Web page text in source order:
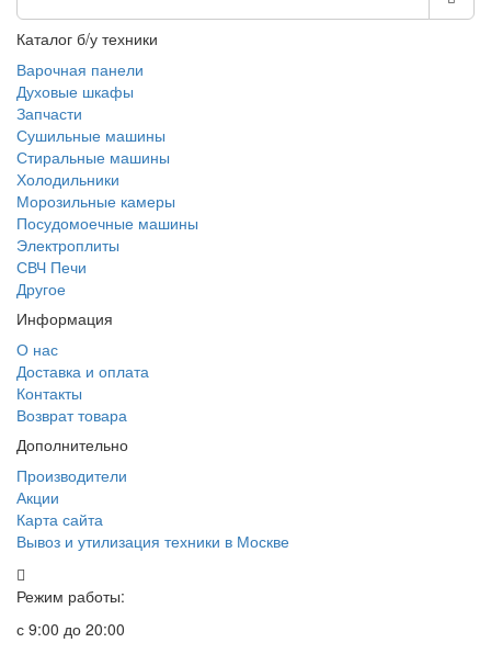
Каталог б/у техники
Варочная панели
Духовые шкафы
Запчасти
Сушильные машины
Стиральные машины
Холодильники
Морозильные камеры
Посудомоечные машины
Электроплиты
СВЧ Печи
Другое
Информация
О нас
Доставка и оплата
Контакты
Возврат товара
Дополнительно
Производители
Акции
Карта сайта
Вывоз и утилизация техники в Москве
Режим работы:
с 9:00 до 20:00